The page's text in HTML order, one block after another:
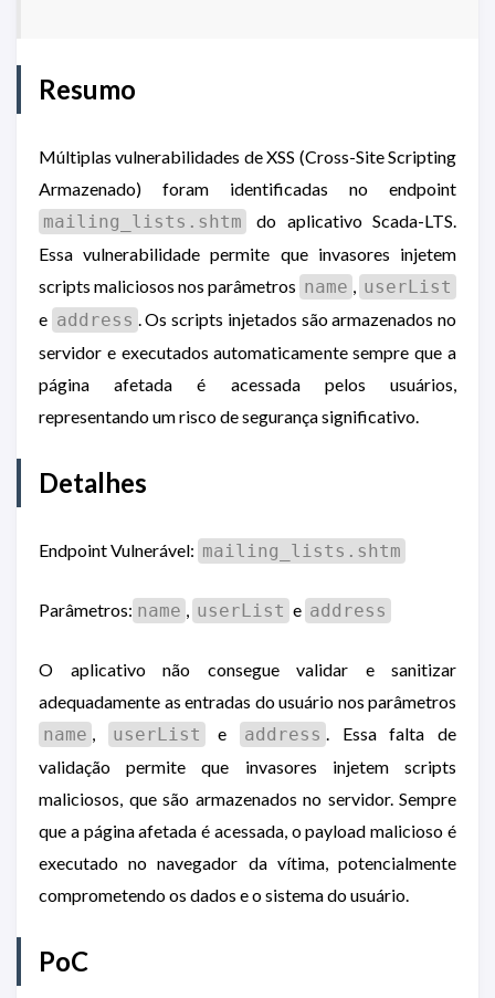
Resumo
Múltiplas vulnerabilidades de XSS (Cross-Site Scripting
Armazenado) foram identificadas no endpoint
mailing_lists.shtm
do aplicativo Scada-LTS.
Essa vulnerabilidade permite que invasores injetem
scripts maliciosos nos parâmetros name , userList
e address . Os scripts injetados são armazenados no
servidor e executados automaticamente sempre que a
página afetada é acessada pelos usuários,
representando um risco de segurança significativo.
Detalhes
Endpoint Vulnerável: mailing_lists.shtm
Parâmetros: name , userList e address
O aplicativo não consegue validar e sanitizar
adequadamente as entradas do usuário nos parâmetros
name , userList e address . Essa falta de
validação permite que invasores injetem scripts
maliciosos, que são armazenados no servidor. Sempre
que a página afetada é acessada, o payload malicioso é
executado no navegador da vítima, potencialmente
comprometendo os dados e o sistema do usuário.
PoC